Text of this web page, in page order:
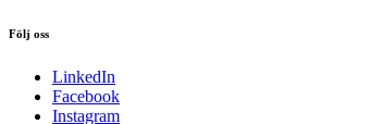
Följ oss
LinkedIn
Facebook
Instagram